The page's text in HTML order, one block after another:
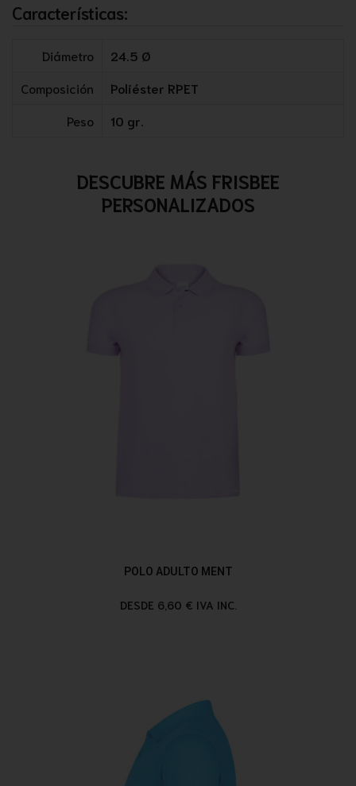
Características:
Diámetro
24.5 Ø
Composición
Poliéster RPET
Peso
10 gr.
DESCUBRE MÁS FRISBEE
PERSONALIZADOS
POLO ADULTO MENT
DESDE 6,60 € IVA INC.